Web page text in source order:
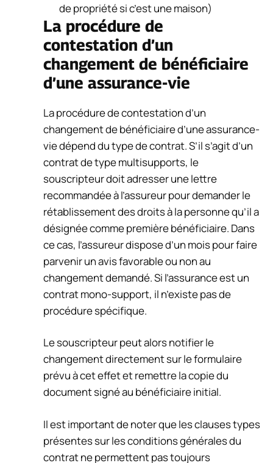
de propriété si c’est une maison)
La procédure de
contestation d’un
changement de bénéficiaire
d’une assurance-vie
La procédure de contestation d’un
changement de bénéficiaire d’une assurance-
vie dépend du type de contrat. S’il s’agit d’un
contrat de type multisupports, le
souscripteur doit adresser une lettre
recommandée à l’assureur pour demander le
rétablissement des droits à la personne qu’il a
désignée comme première bénéficiaire. Dans
ce cas, l’assureur dispose d’un mois pour faire
parvenir un avis favorable ou non au
changement demandé. Si l’assurance est un
contrat mono-support, il n’existe pas de
procédure spécifique.
Le souscripteur peut alors notifier le
changement directement sur le formulaire
prévu à cet effet et remettre la copie du
document signé au bénéficiaire initial.
Il est important de noter que les clauses types
présentes sur les conditions générales du
contrat ne permettent pas toujours